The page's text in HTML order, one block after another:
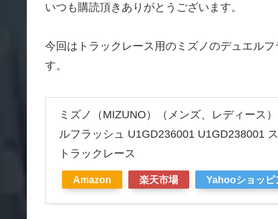
いつも購読頂きありがとうございます。
今回はトラックレース用のミズノのデュエル
す。
ミズノ（MIZUNO）（メンズ、レディース
ルフラッシュ U1GD236001 U1GD238001
トラックレース
Amazon 楽天市場 Yahooショッピ